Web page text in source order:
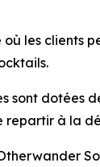
les
sont
repartir à la